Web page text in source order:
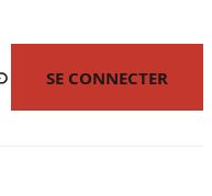
SE CONNECTER